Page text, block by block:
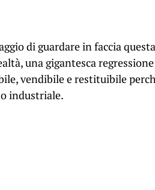
di guardare in faccia
una gigantesca
vendibile e restituibile
industriale.